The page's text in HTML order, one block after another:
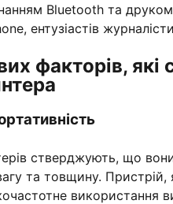
Bluetooth та друком
ентузіастів
факторів, які
стверджують, що
та товщину.
використання